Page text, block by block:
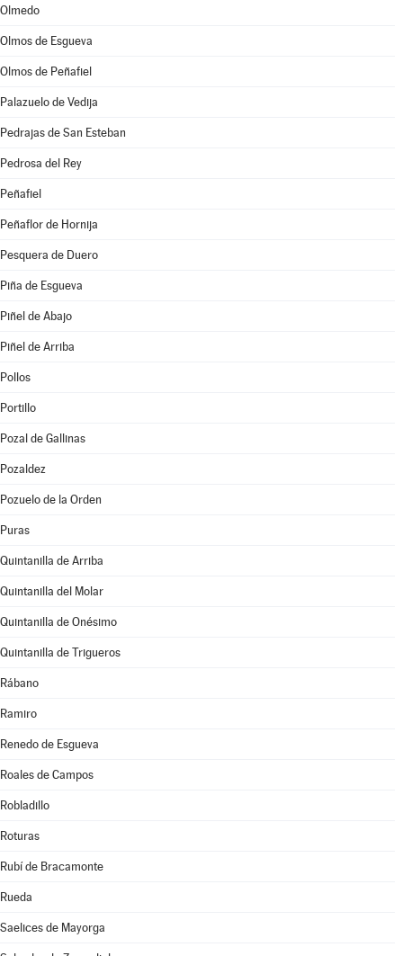
Olmedo
Olmos de Esgueva
Olmos de Peñafiel
Palazuelo de Vedija
Pedrajas de San Esteban
Pedrosa del Rey
Peñafiel
Peñaflor de Hornija
Pesquera de Duero
Piña de Esgueva
Piñel de Abajo
Piñel de Arriba
Pollos
Portillo
Pozal de Gallinas
Pozaldez
Pozuelo de la Orden
Puras
Quintanilla de Arriba
Quintanilla del Molar
Quintanilla de Onésimo
Quintanilla de Trigueros
Rábano
Ramiro
Renedo de Esgueva
Roales de Campos
Robladillo
Roturas
Rubí de Bracamonte
Rueda
Saelices de Mayorga